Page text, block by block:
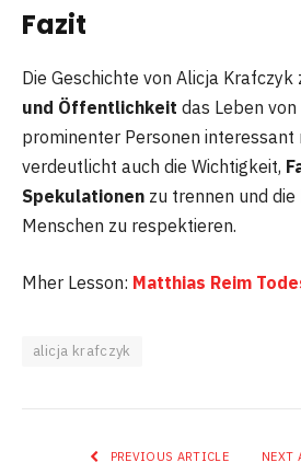
Fazit
Die Geschichte von Alicja Krafczyk
und Öffentlichkeit das Leben
prominenter Personen interessant
verdeutlicht auch die Wichtigkeit,
Spekulationen zu trennen und
Menschen zu respektieren.
Mher Lesson: Matthias Reim
alicja krafczyk
PREVIOUS ARTICLE NEXT